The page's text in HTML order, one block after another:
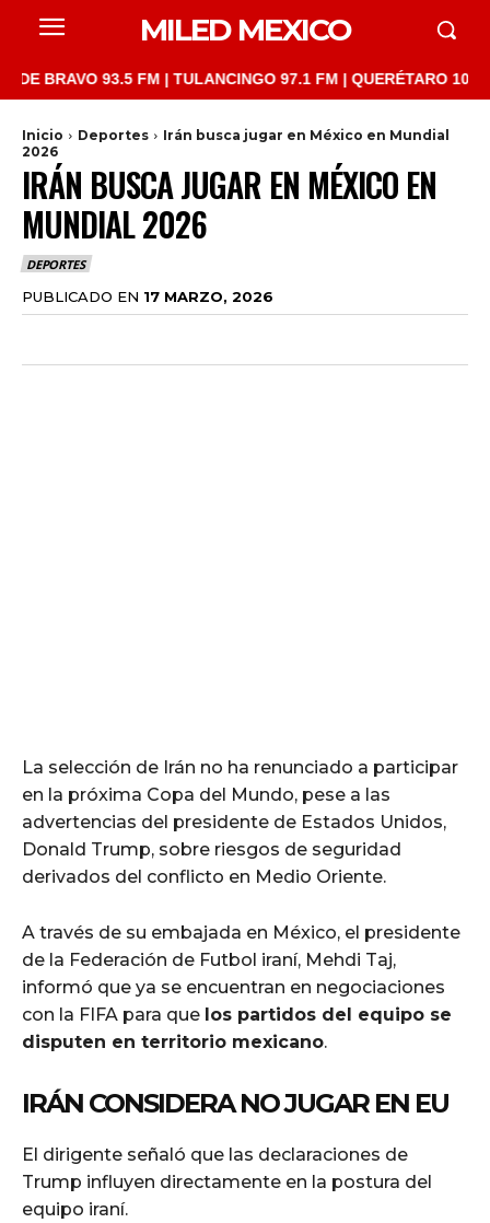
MILED MEXICO
93.5 FM | TULANCINGO 97.1 FM | QUERÉTARO 103.1
Inicio Deportes
Irán busca jugar en México en Mundial
2026
IRÁN BUSCA JUGAR EN MÉXICO EN
MUNDIAL 2026
DEPORTES
PUBLICADO EN 17 MARZO, 2026
La selección de Irán no ha renunciado a participar
en la próxima Copa del Mundo, pese a las
advertencias del presidente de Estados Unidos,
Donald Trump, sobre riesgos de seguridad
derivados del conflicto en Medio Oriente.
A través de su embajada en México, el presidente
de la Federación de Futbol iraní, Mehdi Taj,
informó que ya se encuentran en negociaciones
con la FIFA para que los partidos del equipo se
disputen en territorio mexicano.
IRÁN CONSIDERA NO JUGAR EN EU
El dirigente señaló que las declaraciones de
Trump influyen directamente en la postura del
equipo iraní.